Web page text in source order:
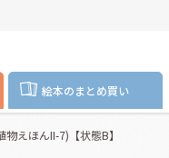
絵本のまとめ買い
えほんII-7)【状態B】